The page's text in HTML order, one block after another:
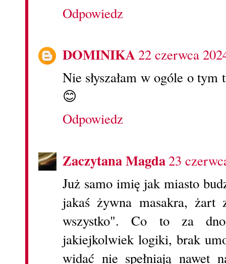
Odpowiedz
DOMINIKA22 czerwca
Nie słyszałam w ogóle o
😊
Odpowiedz
Zaczytana Magda23
Już samo imię jak miasto
jakaś żywna masakra, żart
wszystko". Co to za
jakiejkolwiek logiki, brak
widać nie spełniają nawet